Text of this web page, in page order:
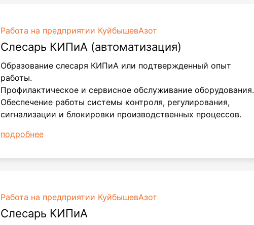
Работа на предприятии КуйбышевАзот
Слесарь КИПиА (автоматизация)
Образование слесаря КИПиА или подтвержденный опыт
работы.
Профилактическое и сервисное обслуживание оборудования.
Обеспечение работы системы контроля, регулирования,
сигнализации и блокировки производственных процессов.
подробнее
Работа на предприятии КуйбышевАзот
Слесарь КИПиА